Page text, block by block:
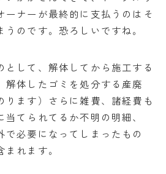
ーナーが最終的に支払うのはそ
のです。恐ろしいですね。
として、解体してから施工する
解体したゴミを処分する産廃
ります）さらに雑費、諸経費も
てられてるか不明の明細、
で必要になってしまったもの
れます。